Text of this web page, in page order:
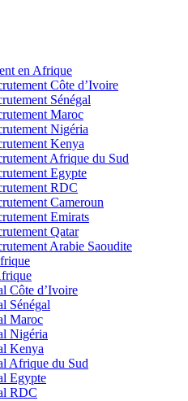
en Afrique
Côte d’Ivoire
Sénégal
Maroc
Nigéria
Kenya
Afrique du Sud
Egypte
RDC
Cameroun
Emirats
Qatar
Arabie Saoudite
Côte d’Ivoire
Sénégal
Maroc
Nigéria
Kenya
Afrique du Sud
Egypte
RDC